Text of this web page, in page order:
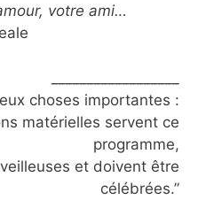
votre ami…
choses importantes :
matérielles servent ce
programme,
et doivent être
célébrées.”